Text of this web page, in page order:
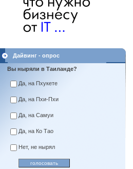
Дайвинг - опрос
Вы ныряли в Таиланде?
Да, на Пхукете
Да, на Пхи-Пхи
Да, на Самуи
Да, на Ко Тао
Нет, не нырял